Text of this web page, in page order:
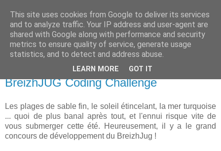
new Blog( perso );
Yet another Java blog, comme on dit
BreizhJUG Coding Challenge
Les plages de sable fin, le soleil étincelant, la mer turquoise
... quoi de plus banal après tout, et l'ennui risque vite de
vous submerger cette été. Heureusement, il y a le grand
concours de développement du BreizhJug !
This site uses cookies from Google to deliver its services
and to analyze traffic. Your IP address and user-agent are
shared with Google along with performance and security
metrics to ensure quality of service, generate usage
statistics, and to detect and address abuse.
LEARN MORE GOT IT